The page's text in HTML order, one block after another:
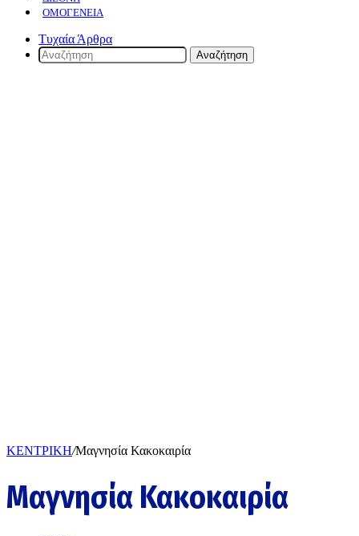
ΟΜΟΓΈΝΕΙΑ
Τυχαία Άρθρα
Αναζήτηση
ΚΕΝΤΡΙΚΗ/Μαγνησία Κακοκαιρία
Μαγνησία Κακοκαιρία